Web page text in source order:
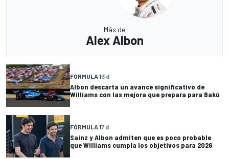
Más de
Alex Albon
FÓRMULA 13 d
Albon descarta un avance significativo de
Williams con las mejora que prepara para Bakú
FÓRMULA 17 d
Sainz y Albon admiten que es poco probable
que Williams cumpla los objetivos para 2026